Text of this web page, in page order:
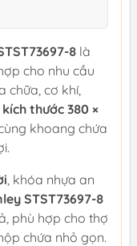
8 là
cho nhu cầu
chữa, cơ khí,
kích thước 380 ×
khoang chứa
, khóa nhựa an
STST73697-8
phù hợp cho thợ
chứa nhỏ gọn.